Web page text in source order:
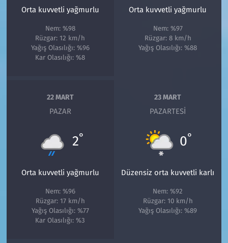
Orta kuvvetli yağmurlu
Nem: %98
Rüzgar: 12 km/h
Yağış Olasılığı: %96
Kar Olasılığı: %8
Orta kuvvetli yağmurlu
Nem: %97
Rüzgar: 8 km/h
Yağış Olasılığı: %88
22 MART
PAZAR
2°
Orta kuvvetli yağmurlu
Nem: %96
Rüzgar: 17 km/h
Yağış Olasılığı: %77
Kar Olasılığı: %3
23 MART
PAZARTESI
0°
Düzensiz orta kuvvetli karlı
Nem: %92
Rüzgar: 10 km/h
Yağış Olasılığı: %89